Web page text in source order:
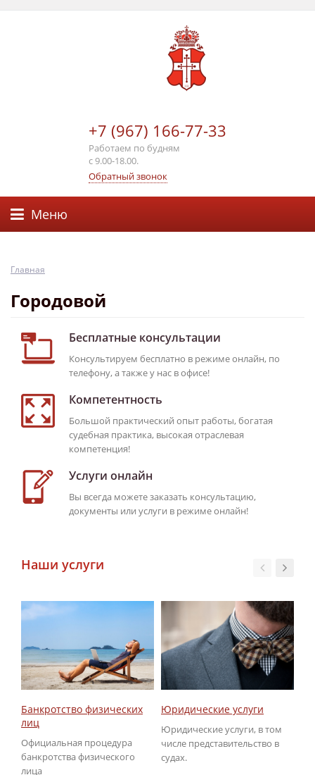
+7 (967) 166-77-33
Работаем по будням
с 9.00-18.00.
Обратный звонок
Меню
Главная
Городовой
Бесплатные консультации
Консультируем бесплатно в режиме онлайн, по
телефону, а также у нас в офисе!
Компетентность
Большой практический опыт работы, богатая
судебная практика, высокая отраслевая
компетенция!
Услуги онлайн
Вы всегда можете заказать консультацию,
документы или услуги в режиме онлайн!
Наши услуги
Банкротство физических
лиц
Официальная процедура
банкротства физического
лица
Юридические услуги
Юридические услуги, в том
числе представительство в
судах.